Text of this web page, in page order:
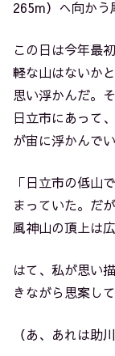
265m）へ向かう
この日は今年最
軽な山はないか
思い浮かんだ。
日立市にあって
が宙に浮かんで
「日立市の低山
まっていた。だ
風神山の頂上は
はて、私が思い
きながら思案し
（あ、あれは助